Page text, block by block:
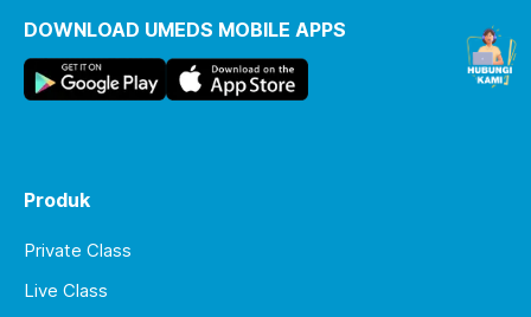
DOWNLOAD UMEDS MOBILE APPS
Produk
Private Class
Live Class